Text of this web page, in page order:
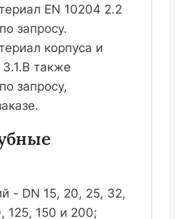
EN 10204 2.2
запросу.
корпуса и
также
запросу,
- DN 15, 20, 25, 32,
125, 150 и 200;